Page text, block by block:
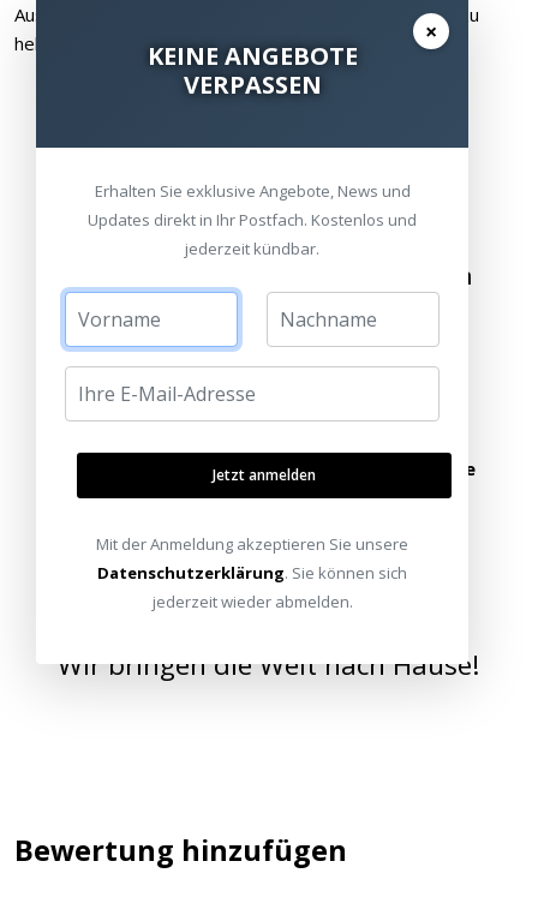
Auswahl des perfekten Beamers für Ihre Bedürfnisse zu
helfen!
Besuchen Sie unsere Ausstellungen
Bitte besuchen Sie uns nur mit Termin.
Alle Standorte
oder schreiben Sie uns:info@heimkinoraum.de
Wir bringen die Welt nach Hause!
Bewertung hinzufügen
×
KEINE ANGEBOTE
VERPASSEN
Erhalten Sie exklusive Angebote, News und
Updates direkt in Ihr Postfach. Kostenlos und
jederzeit kündbar.
Jetzt anmelden
Mit der Anmeldung akzeptieren Sie unsere
Datenschutzerklärung. Sie können sich
jederzeit wieder abmelden.